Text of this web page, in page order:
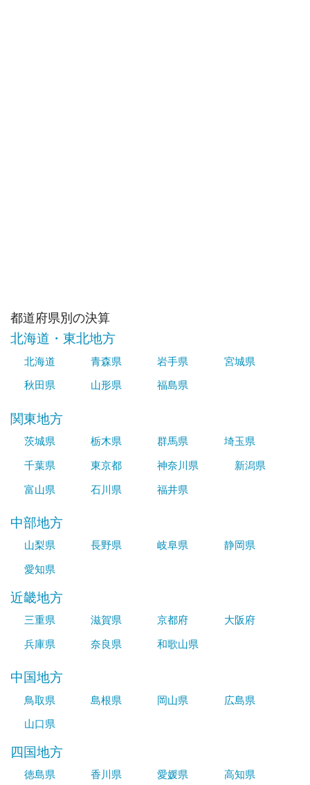
都道府県別の決算
北海道・東北地方
北海道 青森県 岩手県
宮城県
秋田県
山形県 福島県
関東地方
茨城県 栃木県 群馬県
埼玉県
千葉県
東京都 神奈川県
新潟県
富山県
石川県 福井県
中部地方
山梨県 長野県 岐阜県
静岡県
愛知県
近畿地方
三重県 滋賀県 京都府
大阪府
兵庫県
奈良県 和歌山県
中国地方
鳥取県 島根県 岡山県
広島県
山口県
四国地方
徳島県 香川県 愛媛県 高知県